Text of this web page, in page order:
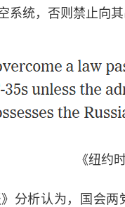
系统，否则禁止向其
《纽约
析认为，国会两